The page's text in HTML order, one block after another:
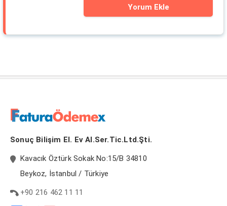
Sonuç Bilişim El. Ev Al.Ser.Tic.Ltd.Şti.
Kavacık Öztürk Sokak No:15/B 34810
Beykoz, İstanbul / Türkiye
+90 216 462 11 11